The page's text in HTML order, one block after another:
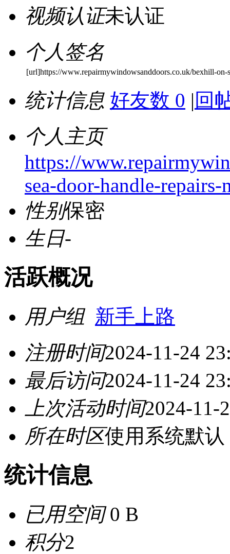
视频认证未认证
个人签名
[url]https://www.repairmywindowsanddoors.co.uk/bexhill-on-
统计信息 好友数 0 | 回
个人主页
https://
sea-door-handle-repairs-
性别保密
生日-
活跃概况
用户组 新手上路
注册时间2024-11-24
最后访问2024-11-24
上次活动时间2024-11-
所在时区使用系统默认
统计信息
已用空间0 B
积分2